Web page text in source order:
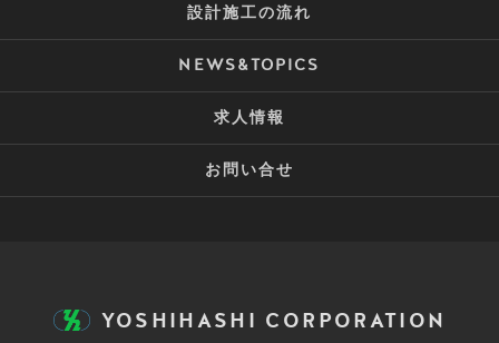
設計施工の流れ
NEWS&TOPICS
求人情報
お問い合せ
YOSHIHASHI CORPORATION